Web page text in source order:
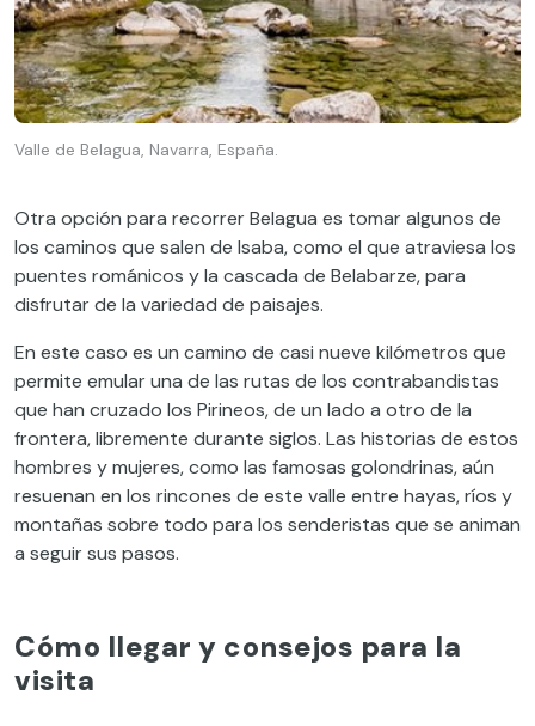
Valle de Belagua, Navarra, España.
Otra opción para recorrer Belagua es tomar algunos de
los caminos que salen de Isaba, como el que atraviesa los
puentes románicos y la cascada de Belabarze, para
disfrutar de la variedad de paisajes.
En este caso es un camino de casi nueve kilómetros que
permite emular una de las rutas de los contrabandistas
que han cruzado los Pirineos, de un lado a otro de la
frontera, libremente durante siglos. Las historias de estos
hombres y mujeres, como las famosas golondrinas, aún
resuenan en los rincones de este valle entre hayas, ríos y
montañas sobre todo para los senderistas que se animan
a seguir sus pasos.
Cómo llegar y consejos para la
visita